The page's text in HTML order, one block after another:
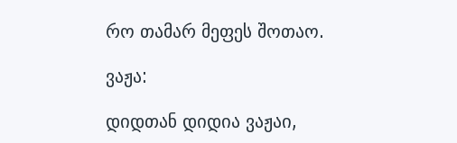
რო თამარ მეფეს შოთაო.
ვაჟა:
დიდთან დიდია ვაჟაი,